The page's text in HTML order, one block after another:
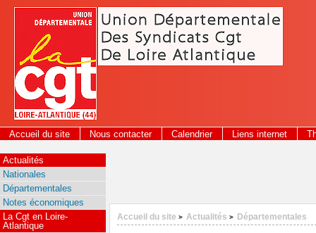
Panneau de gestion des cookies
Accueil du site Nous contacter Calendrier Liens internet
2026
Accueil du site > Actualités > Départementales
Actualités
Nationales
Départementales
Notes économiques
La Cgt en Loire-
Atlantique